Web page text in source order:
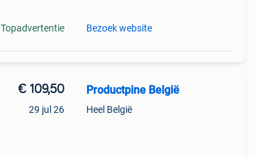
Topadvertentie Bezoek website
€ 109,50
29 jul 26
Productpine België
Heel België